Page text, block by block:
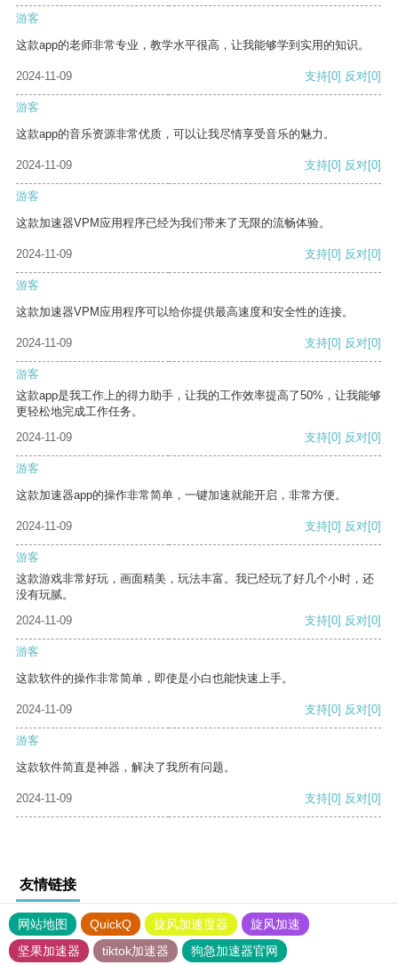
游客
这款app的老师非常专业，教学水平很高，让我能够学到实用的知识。
2024-11-09 支持[0] 反对[0]
游客
这款app的音乐资源非常优质，可以让我尽情享受音乐的魅力。
2024-11-09 支持[0] 反对[0]
游客
这款加速器VPM应用程序已经为我们带来了无限的流畅体验。
2024-11-09 支持[0] 反对[0]
游客
这款加速器VPM应用程序可以给你提供最高速度和安全性的连接。
2024-11-09 支持[0] 反对[0]
游客
这款app是我工作上的得力助手，让我的工作效率提高了50%，让我能够
更轻松地完成工作任务。
2024-11-09
支持[0] 反对[0]
游客
这款加速器app的操作非常简单，一键加速就能开启，非常方便。
2024-11-09 支持[0] 反对[0]
游客
这款游戏非常好玩，画面精美，玩法丰富。我已经玩了好几个小时，还
没有玩腻。
2024-11-09
支持[0] 反对[0]
游客
这款软件的操作非常简单，即使是小白也能快速上手。
2024-11-09 支持[0] 反对[0]
游客
这款软件简直是神器，解决了我所有问题。
2024-11-09 支持[0] 反对[0]
友情链接
网站地图 QuickQ 旋风加速度器
旋风加速
坚果加速器
tiktok加速器 狗急加速器官网